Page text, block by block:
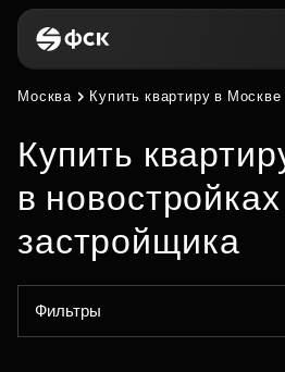
Москва Купить квартиру в
Купить
в
застройщика
Фильтры